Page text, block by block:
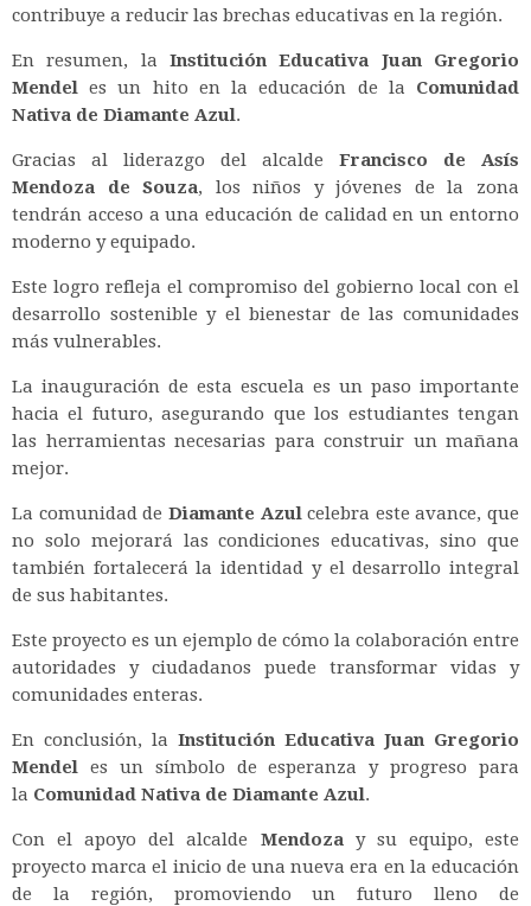
contribuye a reducir las brechas educativas en la región.
En resumen, la Institución Educativa Juan Gregorio
Mendel es un hito en la educación de la Comunidad
Nativa de Diamante Azul.
Gracias al liderazgo del alcalde Francisco de Asís
Mendoza de Souza, los niños y jóvenes de la zona
tendrán acceso a una educación de calidad en un entorno
moderno y equipado.
Este logro refleja el compromiso del gobierno local con el
desarrollo sostenible y el bienestar de las comunidades
más vulnerables.
La inauguración de esta escuela es un paso importante
hacia el futuro, asegurando que los estudiantes tengan
las herramientas necesarias para construir un mañana
mejor.
La comunidad de Diamante Azulcelebra este avance, que
no solo mejorará las condiciones educativas, sino que
también fortalecerá la identidad y el desarrollo integral
de sus habitantes.
Este proyecto es un ejemplo de cómo la colaboración entre
autoridades y ciudadanos puede transformar vidas y
comunidades enteras.
En conclusión, la Institución Educativa Juan Gregorio
Mendel es un símbolo de esperanza y progreso para
la Comunidad Nativa de Diamante Azul.
Con el apoyo del alcalde Mendozay su equipo, este
proyecto marca el inicio de una nueva era en la educación
de la región, promoviendo un futuro lleno de